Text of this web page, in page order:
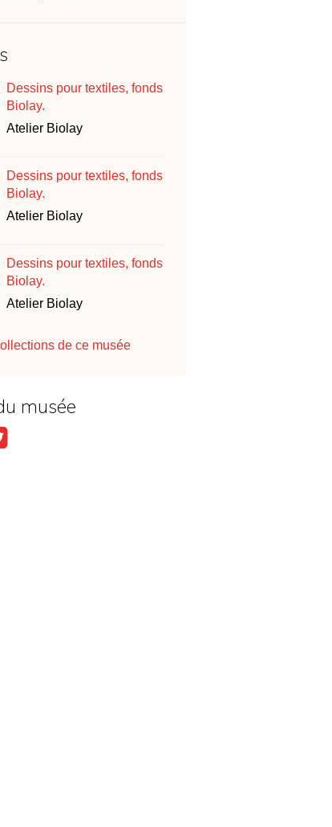
Dessins pour textiles, fonds
Biolay.
Atelier Biolay
Dessins pour textiles, fonds
Biolay.
Atelier Biolay
Dessins pour textiles, fonds
Biolay.
Atelier Biolay
de ce musée
musée